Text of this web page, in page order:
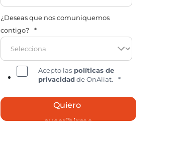
¿Deseas que nos comuniquemos
contigo?
*
Acepto las políticas de
privacidad de OnAliat. *